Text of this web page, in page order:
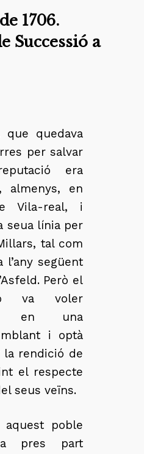
1706.
Successió a
que quedava
per salvar
era
almenys, en
Vila-real, i
seua línia per
tal com
l’any següent
Però el
va voler
en una
i optà
la rendició de
el respecte
seus veïns.
aquest poble
pres part